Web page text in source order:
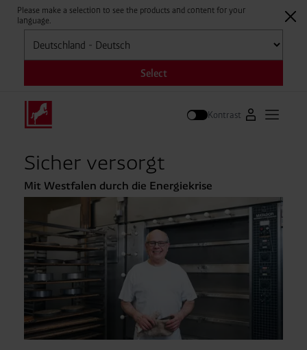
Please make a selection to see the products and content for your
language.
Auswählen
Select
Kontrast Zum
Sicher versorgt
Mit Westfalen durch die Energiekrise